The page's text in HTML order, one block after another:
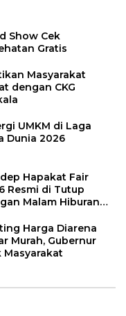
Show Cek
Gratis
Masyarakat
dengan CKG
UMKM di Laga
Dunia 2026
Hapakat Fair
Resmi di Tutup
Malam Hiburan
Harga Diarena
Murah, Gubernur
Masyarakat